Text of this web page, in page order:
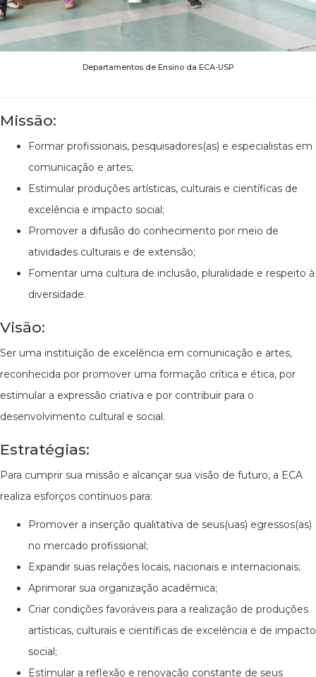
Departamentos de Ensino da ECA-USP
Missão:
Formar profissionais, pesquisadores(as) e especialistas em
comunicação e artes;
Estimular produções artísticas, culturais e científicas de
excelência e impacto social;
Promover a difusão do conhecimento por meio de
atividades culturais e de extensão;
Fomentar uma cultura de inclusão, pluralidade e respeito à
diversidade.
Visão:
Ser uma instituição de excelência em comunicação e artes,
reconhecida por promover uma formação crítica e ética, por
estimular a expressão criativa e por contribuir para o
desenvolvimento cultural e social.
Estratégias:
Para cumprir sua missão e alcançar sua visão de futuro, a ECA
realiza esforços contínuos para:
Promover a inserção qualitativa de seus(uas) egressos(as)
no mercado profissional;
Expandir suas relações locais, nacionais e internacionais;
Aprimorar sua organização acadêmica;
Criar condições favoráveis para a realização de produções
artísticas, culturais e científicas de excelência e de impacto
social;
Estimular a reflexão e renovação constante de seus